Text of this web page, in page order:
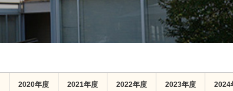
2020年度
2021年度
2022年度
2023年度
2024